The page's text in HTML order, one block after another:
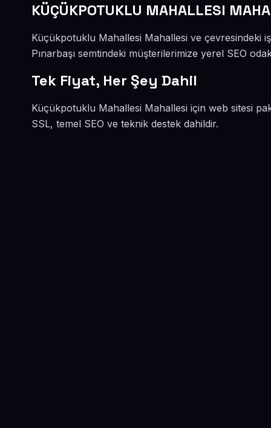
KÜÇÜKPOTUKLU MAHALLESI
Küçükpotuklu Mahallesi Mahallesi ve çevresindeki
Pınarbaşı semtindeki müşterilerimize yerel SEO
Tek Fiyat, Her Şey Dahil
Küçükpotuklu Mahallesi Mahallesi için web sitesi
SSL, temel SEO ve teknik destek dahildir.